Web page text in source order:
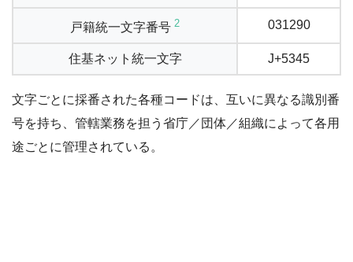
戸籍統一文字番号 2 031290
住基ネット統一文字 J+5345
文字ごとに採番された各種コードは、互いに異なる識別番
号を持ち、管轄業務を担う省庁／団体／組織によって各用
途ごとに管理されている。